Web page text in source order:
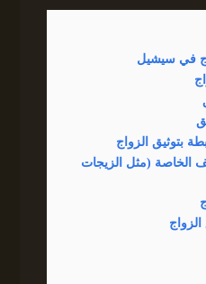
في سيشيل
بتوثيق الزواج
الخاصة (مثل الزيجات